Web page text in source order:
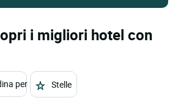
i migliori hotel con
per Stelle